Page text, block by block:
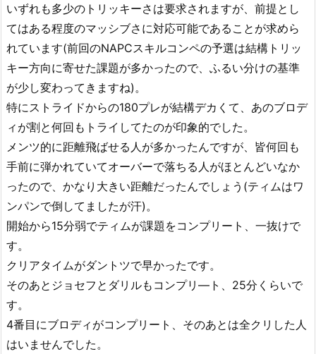
いずれも多少のトリッキーさは要求されますが、前提とし
てはある程度のマッシブさに対応可能であることが求めら
れています(前回のNAPCスキルコンペの予選は結構トリッ
キー方向に寄せた課題が多かったので、ふるい分けの基準
が少し変わってきますね)。
特にストライドからの180プレが結構デカくて、あのブロデ
ィが割と何回もトライしてたのが印象的でした。
メンツ的に距離飛ばせる人が多かったんですが、皆何回も
手前に弾かれていてオーバーで落ちる人がほとんどいなか
ったので、かなり大きい距離だったんでしょう(ティムはワ
ンパンで倒してましたが汗)。
開始から15分弱でティムが課題をコンプリート、一抜けで
す。
クリアタイムがダントツで早かったです。
そのあとジョセフとダリルもコンプリ―ト、25分くらいで
す。
4番目にブロディがコンプリート、そのあとは全クリした人
はいませんでした。